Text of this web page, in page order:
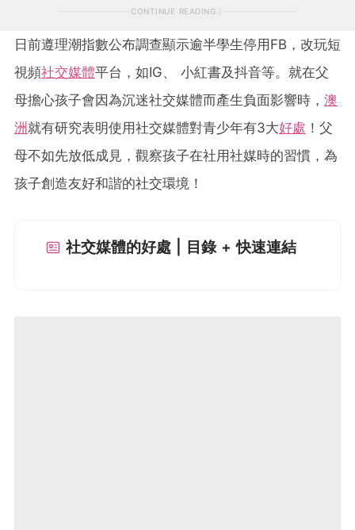
CONTINUE READING
日前遵理潮指數公布調查顯示逾半學生停用FB，改玩短
視頻社交媒體平台，如IG、 小紅書及抖音等。就在父
母擔心孩子會因為沉迷社交媒體而產生負面影響時， 澳
洲 就有研究表明使用社交媒體對青少年有3大好處 ！父
母不如先放低成見，觀察孩子在社用社媒時的習慣，為
孩子創造友好和諧的社交環境！
社交媒體的好處 | 目錄 + 快速連結